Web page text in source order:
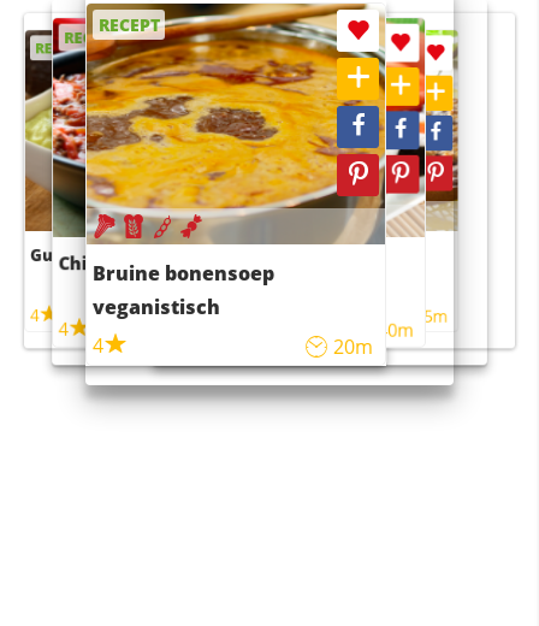
RECEPT
Guacamole
4
RECEPT
Chili con carne
4 45m
RECEPT
Bruine bonensoep
veganistisch
4
20m
RECEPT
Sushi rijstsalade
maaltijdsalade
40m
RECEPT
4 55m